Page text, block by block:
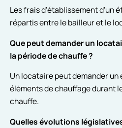
Les frais d'établissement d'un
répartis entre le bailleur et le
Que peut demander un
la période de chauffe ?
Un locataire peut demander
éléments de chauffage durant
chauffe.
Quelles évolutions